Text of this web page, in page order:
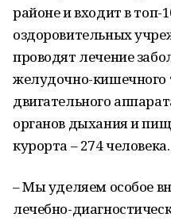
районе и входит в
оздоровительных
проводят лечение
желудочно-кишечного
двигательного
органов дыхания и
курорта – 274 человека.
– Мы уделяем особое
лечебно-